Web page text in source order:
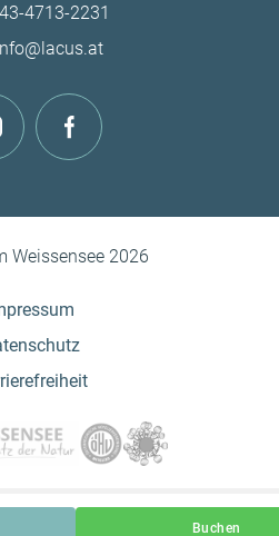
Buchen
4713-2231
Weissensee 2026
made with passion by